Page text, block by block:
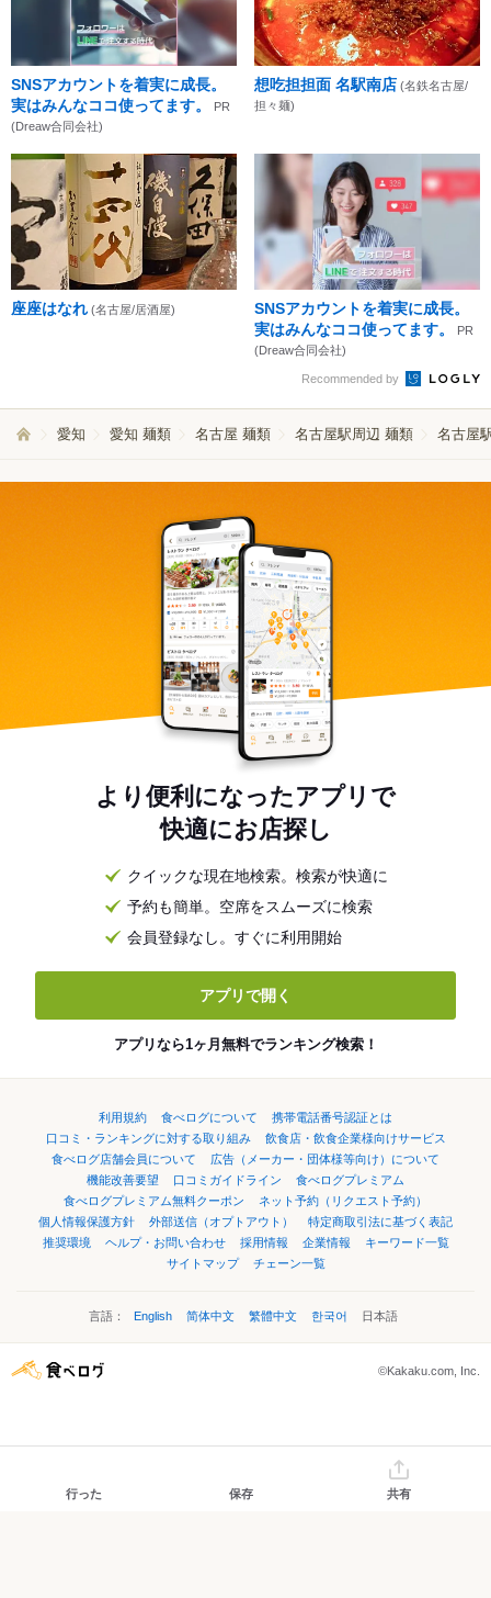
SNSアカウントを着実に成長。
実はみんなココ使ってます。
PR
(Dreaw合同会社)
想吃担担面 名駅南店 (名鉄名古屋/
担々麺)
座座はなれ (名古屋/居酒屋)
SNSアカウントを着実に成長。
実はみんなココ使ってます。
PR
(Dreaw合同会社)
Recommended by
愛知 愛知 麺類 名古屋 麺類 名古屋駅周辺 麺類 名古屋
より便利になったアプリで
快適にお店探し
クイックな現在地検索。検索が快適に
予約も簡単。空席をスムーズに検索
会員登録なし。すぐに利用開始
アプリで開く
アプリなら1ヶ月無料でランキング検索！
利用規約 食べログについて
携帯電話番号認証とは
口コミ・ランキングに対する取り組み
飲食店・飲食企業様向けサービス
食べログ店舗会員について
広告（メーカー・団体様等向け）について
機能改善要望
口コミガイドライン
食べログプレミアム
食べログプレミアム無料クーポン
ネット予約（リクエスト予約）
個人情報保護方針
外部送信（オプトアウト）
特定商取引法に基づく表記
推奨環境
ヘルプ・お問い合わせ 採用情報 企業情報
キーワード一覧
サイトマップ
チェーン一覧
言語： English 简体中文 繁體中文 한국어 日本語
©Kakaku.com, Inc.
行った 保存 共有